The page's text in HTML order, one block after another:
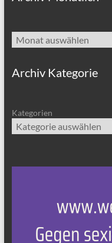
Archiv
Archiv Kategorie
Kategorien